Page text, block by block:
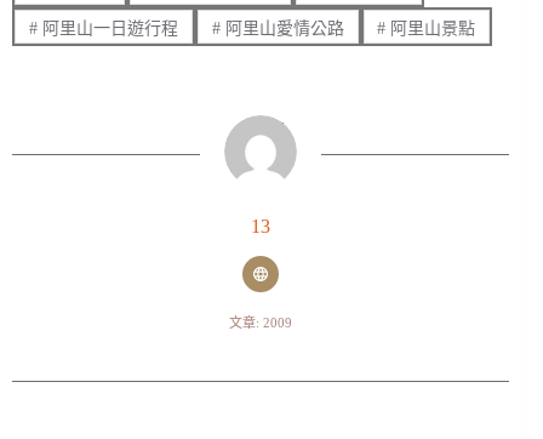
#阿里山一日遊行程 #阿里山愛情公路 # 阿里山景點
13
文章: 2009